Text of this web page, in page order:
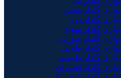
گلدار بنفش
گلدار زرد
گلدار سفید
گلدار صورتی
گلدار طلایی
گلدار طوسی
گلدار قهوه ای
گلدار کرم رنگ